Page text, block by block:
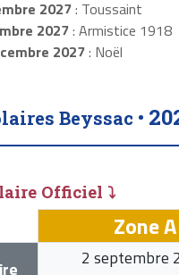
2027: Toussaint
2027: Armistice 1918
2027: Noël
Beyssac •
Officiel ⤵
Zone A
2 septembre